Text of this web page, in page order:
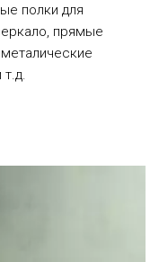
полки для
прямые
т.д.